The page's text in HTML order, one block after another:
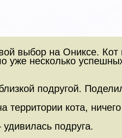
выбор на Ониксе.
уже несколько
подругой.
кота, ничего
подруга.